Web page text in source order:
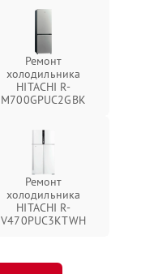
Ремонт
холодильника
HITACHI R-
M700GPUC2GBK
Ремонт
холодильника
HITACHI R-
V470PUC3KTWH